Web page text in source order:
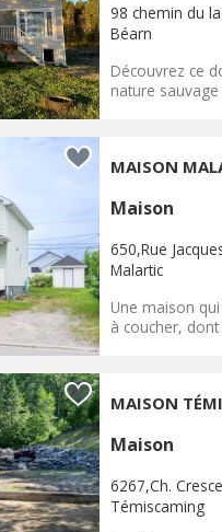
98 chemin du
Béarn
Découvrez ce
nature
MAISON
Maison
650,Rue
Malartic
Une maison
à coucher,
MAISON
Maison
6267,Ch.
Témiscaming